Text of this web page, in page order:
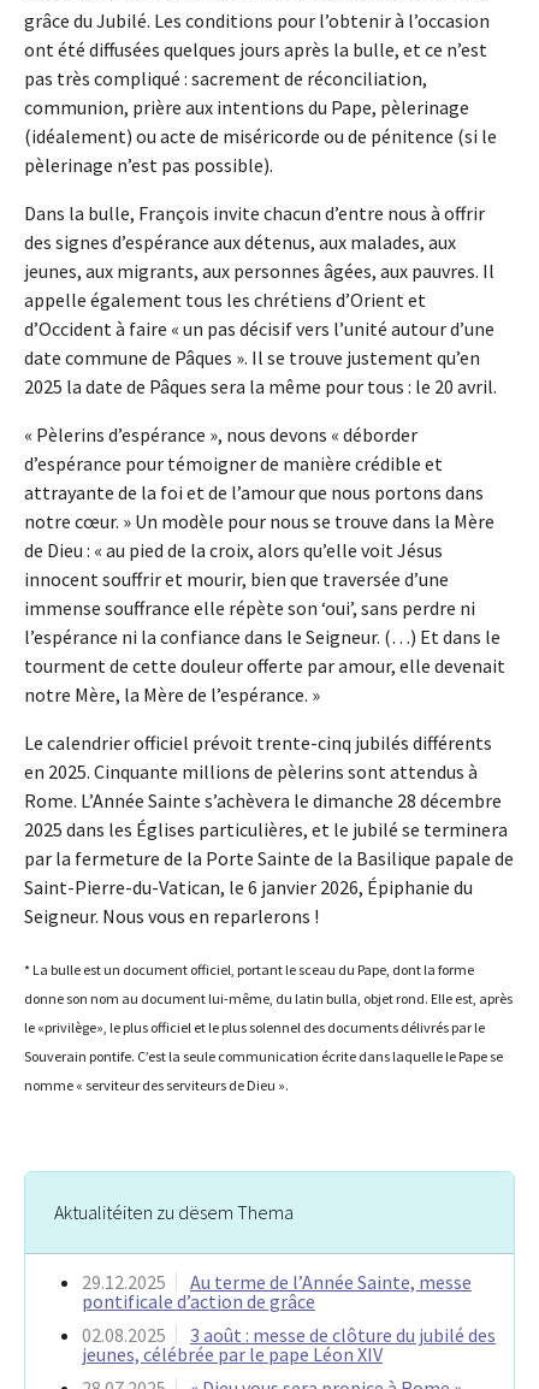
grâce du Jubilé. Les conditions pour l’obtenir à l’occasion
ont été diffusées quelques jours après la bulle, et ce n’est
pas très compliqué : sacrement de réconciliation,
communion, prière aux intentions du Pape, pèlerinage
(idéalement) ou acte de miséricorde ou de pénitence (si le
pèlerinage n’est pas possible).
Dans la bulle, François invite chacun d’entre nous à offrir
des signes d’espérance aux détenus, aux malades, aux
jeunes, aux migrants, aux personnes âgées, aux pauvres. Il
appelle également tous les chrétiens d’Orient et
d’Occident à faire « un pas décisif vers l’unité autour d’une
date commune de Pâques ». Il se trouve justement qu’en
2025 la date de Pâques sera la même pour tous : le 20 avril.
« Pèlerins d’espérance », nous devons « déborder
d’espérance pour témoigner de manière crédible et
attrayante de la foi et de l’amour que nous portons dans
notre cœur. » Un modèle pour nous se trouve dans la Mère
de Dieu : « au pied de la croix, alors qu’elle voit Jésus
innocent souffrir et mourir, bien que traversée d’une
immense souffrance elle répète son ‘oui’, sans perdre ni
l’espérance ni la confiance dans le Seigneur. (…) Et dans le
tourment de cette douleur offerte par amour, elle devenait
notre Mère, la Mère de l’espérance. »
Le calendrier officiel prévoit trente-cinq jubilés différents
en 2025. Cinquante millions de pèlerins sont attendus à
Rome. L’Année Sainte s’achèvera le dimanche 28 décembre
2025 dans les Églises particulières, et le jubilé se terminera
par la fermeture de la Porte Sainte de la Basilique papale de
Saint-Pierre-du-Vatican, le 6 janvier 2026, Épiphanie du
Seigneur. Nous vous en reparlerons !
* La bulle est un document officiel, portant le sceau du Pape, dont la forme
donne son nom au document lui-même, du latin bulla, objet rond. Elle est, après
le «privilège», le plus officiel et le plus solennel des documents délivrés par le
Souverain pontife. C’est la seule communication écrite dans laquelle le Pape se
nomme « serviteur des serviteurs de Dieu ».
Aktualitéiten zu dësem Thema
29.12.2025
Au terme de l’Année Sainte, messe
pontificale d’action de grâce
02.08.2025
3 août : messe de clôture du jubilé des
jeunes, célébrée par le pape Léon XIV